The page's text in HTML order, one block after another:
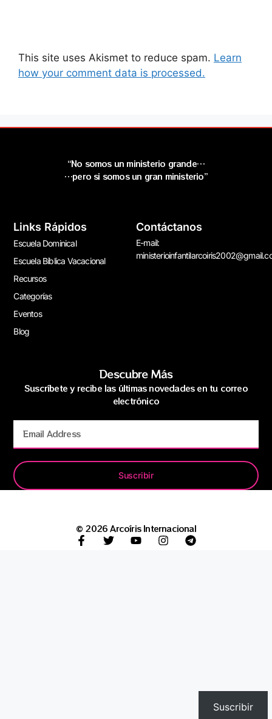
This site uses Akismet to reduce spam. Learn
how your comment data is processed.
“No somos un ministerio grande…
…pero si somos un gran ministerio”
Links Rápidos
Escuela Dominical
Escuela Bíblica Vacacional
Recursos
Categorías
Eventos
Blog
Contáctanos
E-mail:
Descubre Más
Suscríbete y recibe las últimas novedades en tu correo
electrónico
Suscribir
© 2026 Arcoíris Internacional
Suscribir